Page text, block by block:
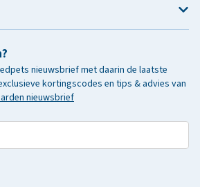
nieuwsbrief met daarin de laatste
kortingscodes en tips & advies van
nieuwsbrief